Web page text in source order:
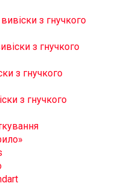
з гнучкого
з гнучкого
з гнучкого
з гнучкого